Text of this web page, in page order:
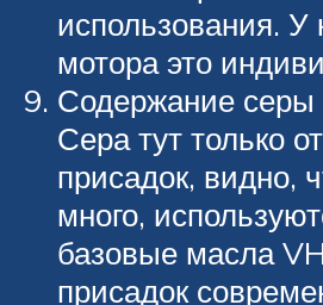
использования. У
мотора это
Содержание серы
Сера тут только
присадок, видно,
много,
базовые масла
присадок